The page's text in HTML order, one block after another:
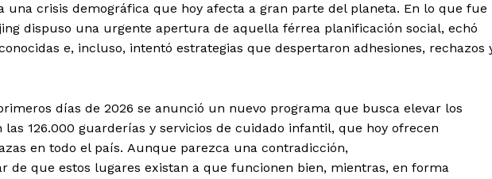
una crisis demográfica que hoy afecta a gran parte del planeta. En lo que fue
dispuso una urgente apertura de aquella férrea planificación social, echó
e, incluso, intentó estrategias que despertaron adhesiones, rechazos
días de 2026 se anunció un nuevo programa que busca elevar los
las 126.000 guarderías y servicios de cuidado infantil, que hoy ofrecen
en todo el país. Aunque parezca una contradicción,
de que estos lugares existan a que funcionen bien, mientras, en forma